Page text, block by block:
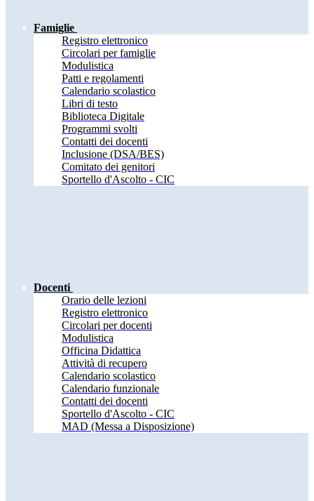
Famiglie
Registro elettronico
Circolari per famiglie
Modulistica
Patti e regolamenti
Calendario scolastico
Libri di testo
Biblioteca Digitale
Programmi svolti
Contatti dei docenti
Inclusione (DSA/BES)
Comitato dei genitori
Sportello d'Ascolto - CIC
Docenti
Orario delle lezioni
Registro elettronico
Circolari per docenti
Modulistica
Officina Didattica
Attività di recupero
Calendario scolastico
Calendario funzionale
Contatti dei docenti
Sportello d'Ascolto - CIC
MAD (Messa a Disposizione)